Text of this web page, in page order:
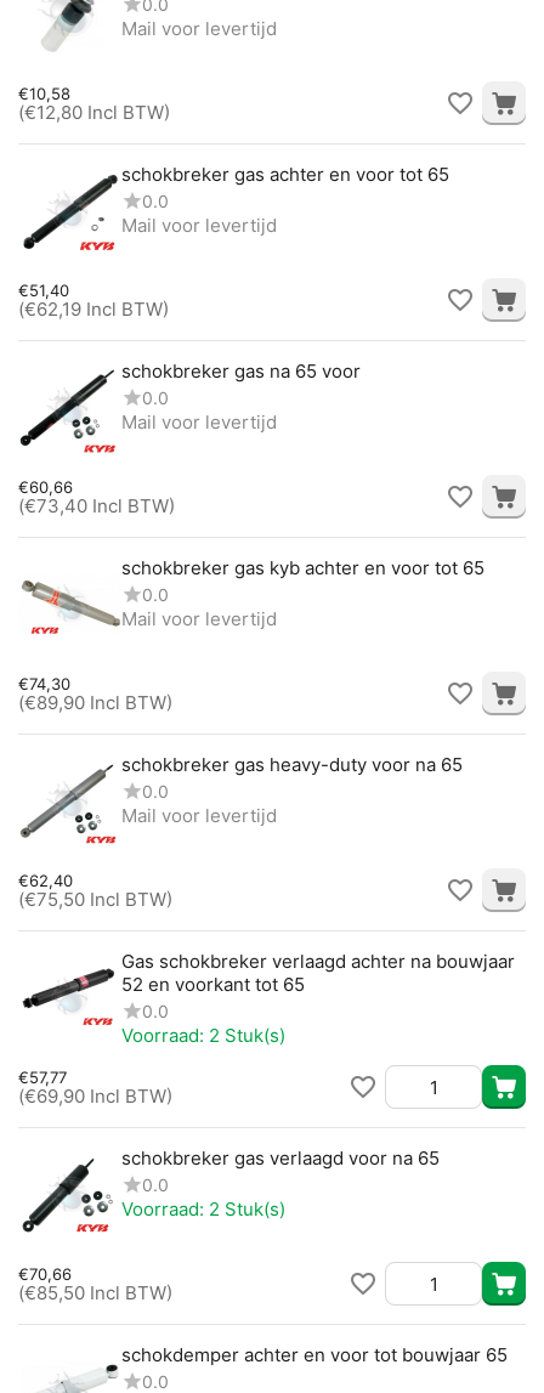
Mail voor levertijd
€10,58
(€12,80 Incl BTW)
schokbreker gas achter en voor tot 65
0.0
Mail voor levertijd
€51,40
(€62,19 Incl BTW)
schokbreker gas na 65 voor
0.0
Mail voor levertijd
€60,66
(€73,40 Incl BTW)
schokbreker gas kyb achter en voor tot 65
0.0
Mail voor levertijd
€74,30
(€89,90 Incl BTW)
schokbreker gas heavy-duty voor na 65
0.0
Mail voor levertijd
€62,40
(€75,50 Incl BTW)
Gas schokbreker verlaagd achter na bouwjaar
52 en voorkant tot 65
0.0
Voorraad: 2 Stuk(s)
€57,77
(€69,90 Incl BTW)
schokbreker gas verlaagd voor na 65
0.0
Voorraad: 2 Stuk(s)
€70,66
(€85,50 Incl BTW)
schokdemper achter en voor tot bouwjaar 65
0.0